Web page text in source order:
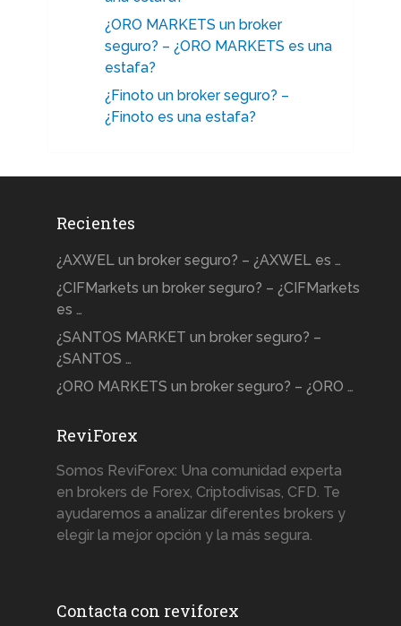
¿ORO MARKETS un broker
seguro? – ¿ORO MARKETS es una
estafa?
¿Finoto un broker seguro? –
¿Finoto es una estafa?
Recientes
¿AXWEL un broker seguro? – ¿AXWEL es …
¿CIFMarkets un broker seguro? – ¿CIFMarkets
es …
¿SANTOS MARKET un broker seguro? –
¿SANTOS …
¿ORO MARKETS un broker seguro? – ¿ORO …
ReviForex
Somos ReviForex: Una comunidad experta
en brokers de Forex, Criptodivisas, CFD. Te
ayudaremos a analizar diferentes brokers y
elegir la mejor opción y la más segura.
Contacta con reviforex